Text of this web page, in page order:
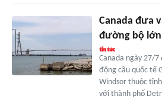
Canada đưa
đường bộ
Canada ngày 27/
động cầu quốc tế
Windsor thuộc
với thành phố